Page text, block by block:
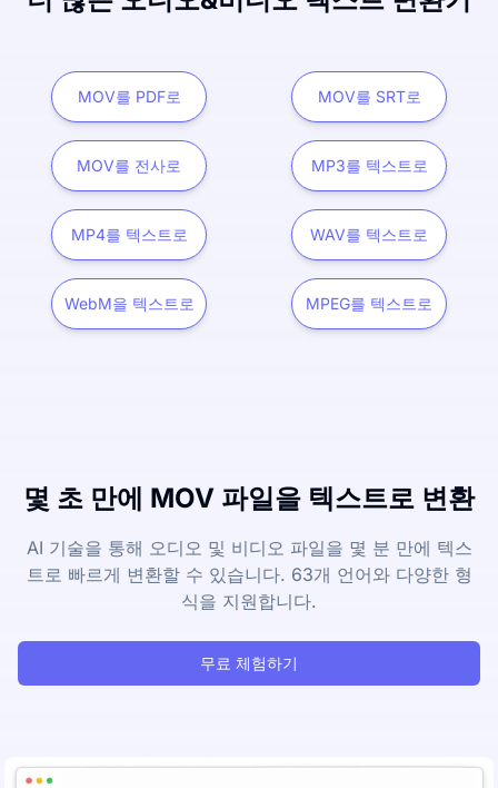
MOV를 PDF로 MOV를 SRT로
MOV를 전사로 MP3를 텍스트로
MP4를 텍스트로 WAV를 텍스트로
WebM을 텍스트로 MPEG를 텍스트로
몇 초 만에 MOV 파일을 텍스트로 변환
AI 기술을 통해 오디오 및 비디오 파일을 몇 분 만에 텍스
트로 빠르게 변환할 수 있습니다. 63개 언어와 다양한 형
식을 지원합니다.
무료 체험하기